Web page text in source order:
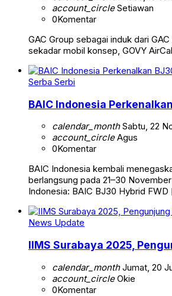
account_circleSetiawan
0Komentar
GAC Group sebagai induk dari
sekadar mobil konsep, GOVY
Serba Serbi
BAIC Indonesia
calendar_monthSabtu, 22
account_circleAgus
0Komentar
BAIC Indonesia kembali
berlangsung pada 21–30
Indonesia: BAIC BJ30 Hybrid
News Update
IIMS Surabaya 2025,
calendar_monthJumat, 20
account_circleOkie
0Komentar